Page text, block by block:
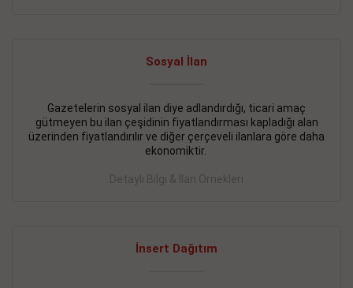
Sosyal İlan
Gazetelerin sosyal ilan diye adlandırdığı, ticari amaç
gütmeyen bu ilan çeşidinin fiyatlandırması kapladığı alan
üzerinden fiyatlandırılır ve diğer çerçeveli ilanlara göre daha
ekonomiktir.
Detaylı Bilgi & İlan Örnekleri
İnsert Dağıtım
İŞYERİ KİRALIK İlanı - 11.09.2018
BEYLİKDÜZÜ Kavaklıda 4 katlı bina